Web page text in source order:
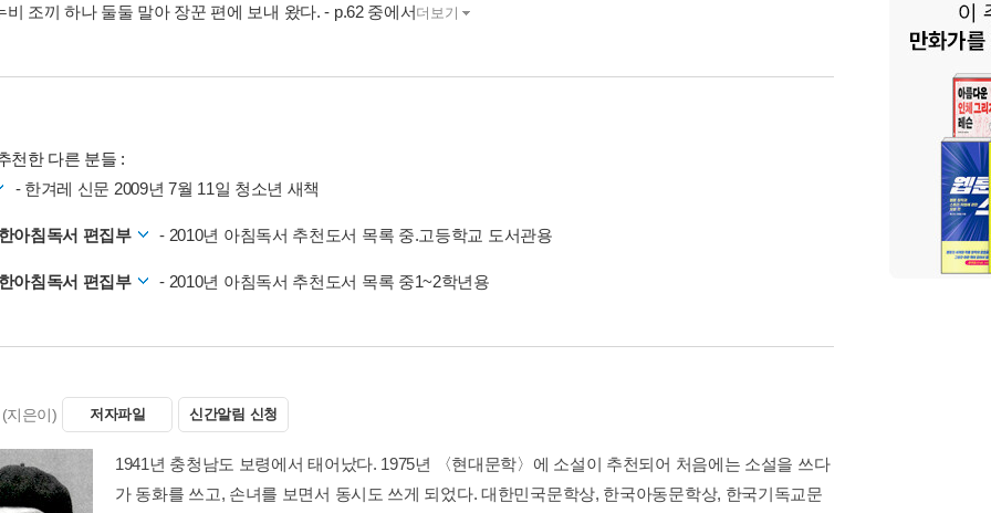
비 조끼 하나 둘둘 말아 장꾼 편에 보내 왔다. - p.62 중에서더보기
천한 다른 분들 :
- 한겨레 신문 2009년 7월 11일 청소년 새책
아침독서 편집부 - 2010년 아침독서 추천도서 목록 중.고등학교 도서관용
아침독서 편집부 - 2010년 아침독서 추천도서 목록 중1~2학년용
(지은이) 저자파일 신간알림 신청
1941년 충청남도 보령에서 태어났다. 1975년 〈현대문학〉에 소설이 추천되어 처음에는 소설을 쓰다
가 동화를 쓰고, 손녀를 보면서 동시도 쓰게 되었다. 대한민국문학상, 한국아동문학상, 한국기독교문